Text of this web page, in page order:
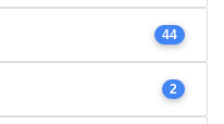
44
2